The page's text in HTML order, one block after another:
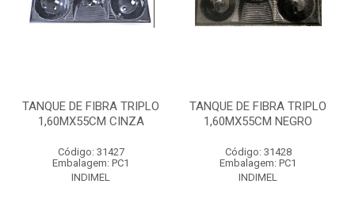
TANQUE DE FIBRA TRIPLO
1,60MX55CM CINZA
Código: 31427
Embalagem: PC1
INDIMEL
TANQUE DE FIBRA TRIPLO
1,60MX55CM NEGRO
Código: 31428
Embalagem: PC1
INDIMEL